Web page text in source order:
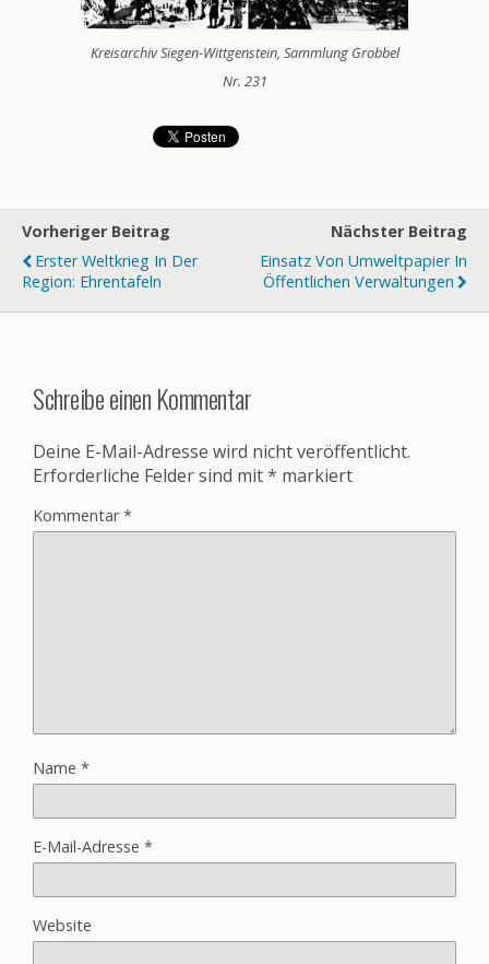
Kreisarchiv Siegen-Wittgenstein, Sammlung Grobbel
Nr. 231
Vorheriger Beitrag
Erster Weltkrieg In Der
Region: Ehrentafeln
Nächster Beitrag
Einsatz Von Umweltpapier In
Öffentlichen Verwaltungen
Schreibe einen Kommentar
Deine E-Mail-Adresse wird nicht veröffentlicht.
Erforderliche Felder sind mit* markiert
Kommentar*
Name *
E-Mail-Adresse *
Website